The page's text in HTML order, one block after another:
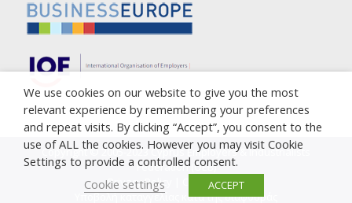
Copyright © 2005-2023 Cyprus Employers & Industrialists
Federation (OEB)
Privacy Policy
Cookie Policy
Υποβολή καταγγελίας κατά της διαφθοράς
We use cookies on our website to give you the most
relevant experience by remembering your preferences
and repeat visits. By clicking “Accept”, you consent to the
use of ALL the cookies. However you may visit Cookie
Settings to provide a controlled consent.
Cookie settings
ACCEPT